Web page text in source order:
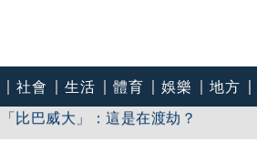
社會 生活 體育 娛樂 地方
比巴威大」：這是在渡劫？
打AZ